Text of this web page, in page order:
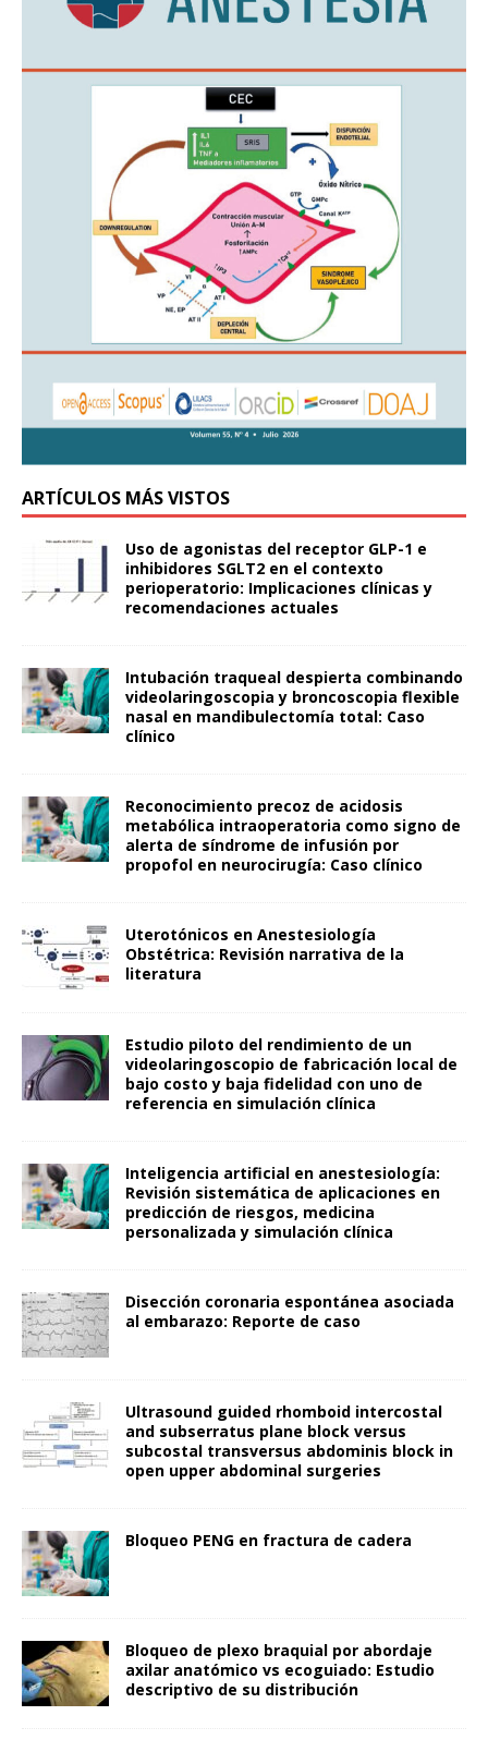
ARTÍCULOS MÁS VISTOS
Uso de agonistas del receptor GLP-1 e
inhibidores SGLT2 en el contexto
perioperatorio: Implicaciones clínicas y
recomendaciones actuales
Intubación traqueal despierta combinando
videolaringoscopia y broncoscopia flexible
nasal en mandibulectomía total: Caso
clínico
Reconocimiento precoz de acidosis
metabólica intraoperatoria como signo de
alerta de síndrome de infusión por
propofol en neurocirugía: Caso clínico
Uterotónicos en Anestesiología
Obstétrica: Revisión narrativa de la
literatura
Estudio piloto del rendimiento de un
videolaringoscopio de fabricación local de
bajo costo y baja fidelidad con uno de
referencia en simulación clínica
Inteligencia artificial en anestesiología:
Revisión sistemática de aplicaciones en
predicción de riesgos, medicina
personalizada y simulación clínica
Disección coronaria espontánea asociada
al embarazo: Reporte de caso
Ultrasound guided rhomboid intercostal
and subserratus plane block versus
subcostal transversus abdominis block in
open upper abdominal surgeries
Bloqueo PENG en fractura de cadera
Bloqueo de plexo braquial por abordaje
axilar anatómico vs ecoguiado: Estudio
descriptivo de su distribución